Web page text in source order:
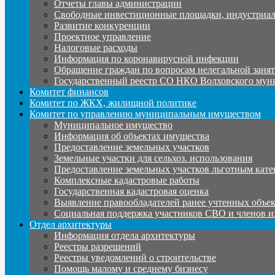
Отчеты главы администрации
Свободные инвестиционные площадки,
Развитие конкуренции
Проектное управление
Налоговые расходы
Информация по коронавирусной инфекции
Обращение граждан по вопросам нелегальной
Государственный реестр СО НКО Волховского
Комитет финансов
Комитет по ЖКХ, жилищной политике
Комитет по управлению муниципальным имуществом
Муниципальное имущество
Информация об объектах имущества
Предоставление земельных участков
Земельные участки для сельхоз. использования
Предоставление земельных участков льготным
Комплексные кадастровые работы
Государственная кадастровая оценка
Выявление правообладателей ранее учтенных
Социальная поддержка участников СВО и членов
Отдел архитектуры
Информация отдела архитектуры
Реестры разрешений
Реестры уведомлений о строительстве
Помощь малому и среднему бизнесу